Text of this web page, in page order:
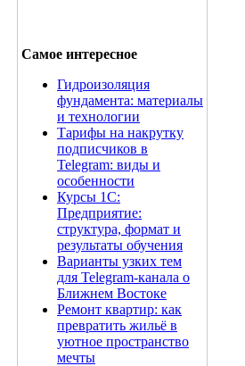
Самое интересное
Гидроизоляция
фундамента: материалы
и технологии
Тарифы на накрутку
подписчиков в
Telegram: виды и
особенности
Курсы 1С:
Предприятие:
структура, формат и
результаты обучения
Варианты узких тем
для Telegram-канала о
Ближнем Востоке
Ремонт квартир: как
превратить жильё в
уютное пространство
мечты